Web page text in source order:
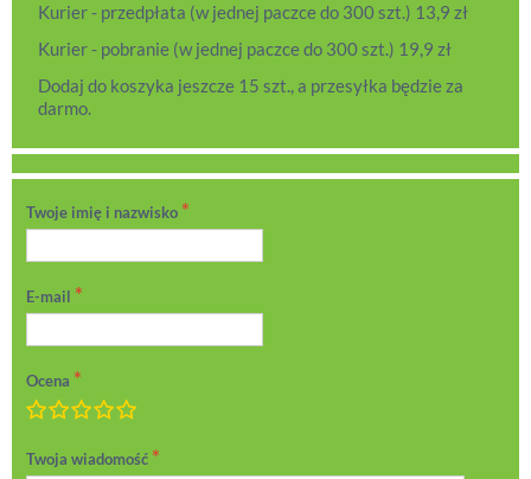
Kurier - przedpłata (w jednej paczce do 300 szt.) 13,9 zł
Kurier - pobranie (w jednej paczce do 300 szt.) 19,9 zł
Dodaj do koszyka jeszcze 15 szt., a przesyłka będzie za
darmo.
Twoje imię i nazwisko
E-mail
Ocena
Bardzo dobrze
Przeciętnie
Dostatecznie
Marnie
Twoja wiadomość